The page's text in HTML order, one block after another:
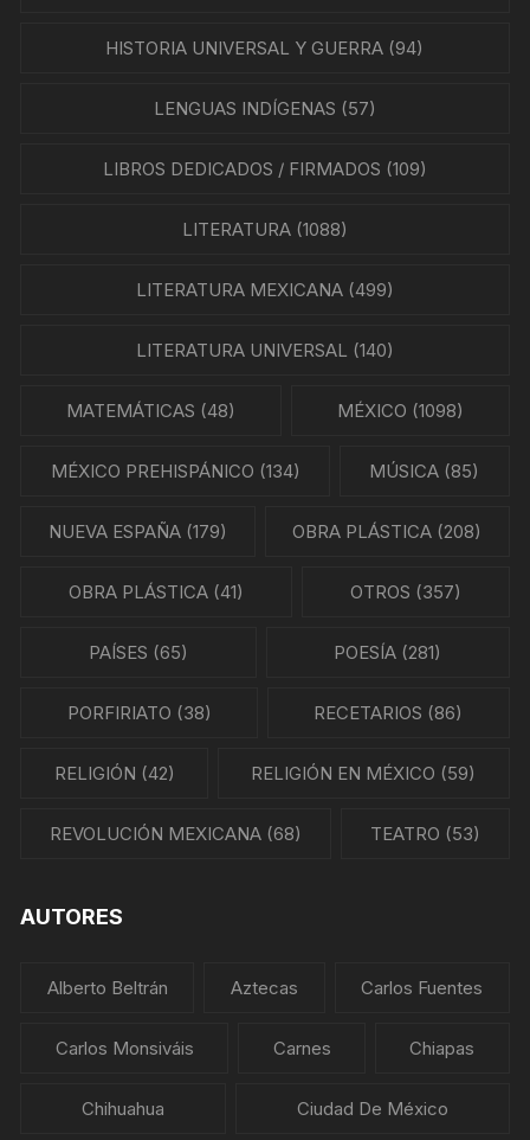
HISTORIA UNIVERSAL Y GUERRA (94)
LENGUAS INDÍGENAS (57)
LIBROS DEDICADOS / FIRMADOS (109)
LITERATURA(1088)
LITERATURA MEXICANA(499)
LITERATURA UNIVERSAL (140)
MATEMÁTICAS (48) MÉXICO (1098)
MÉXICO PREHISPÁNICO (134) MÚSICA (85)
NUEVA ESPAÑA(179) OBRA PLÁSTICA (208)
OBRA PLÁSTICA (41) OTROS (357)
PAÍSES (65) POESÍA (281)
PORFIRIATO (38) RECETARIOS (86)
RELIGIÓN (42) RELIGIÓN EN MÉXICO (59)
REVOLUCIÓN MEXICANA (68) TEATRO (53)
AUTORES
Alberto Beltrán Aztecas Carlos Fuentes
Carlos Monsiváis Carnes Chiapas
Chihuahua Ciudad De México